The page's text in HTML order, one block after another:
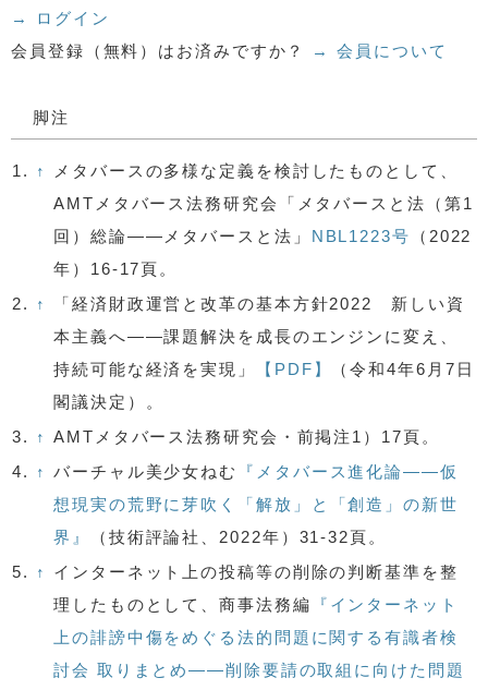
→ ログイン
会員登録（無料）はお済みですか？
→ 会員について
脚注
1. ↑
メタバースの多様な定義を検討したものとして、
AMTメタバース法務研究会「メタバースと法（第1
回）総論――メタバースと法」 NBL1223号
（2022
年）16-17頁。
2.
↑
「経済財政運営と改革の基本方針2022 新しい資
本主義へ――課題解決を成長のエンジンに変え、
持続可能な経済を実現」
【PDF】
（令和4年6月7日
閣議決定）。
3.
↑ AMTメタバース法務研究会・前掲注1）17頁。
4.
↑ バーチャル美少女ねむ
『メタバース進化論――仮
想現実の荒野に芽吹く
「解放」 と 「創造」の新世
界』
（技術評論社、2022年）31-32頁。
5.
↑
インターネット上の投稿等の削除の判断基準を整
理したものとして、商事法務編 『インターネット
上の誹謗中傷をめぐる法的問題に関する有識者検
討会 取りまとめ――削除要請の取組に向けた問題